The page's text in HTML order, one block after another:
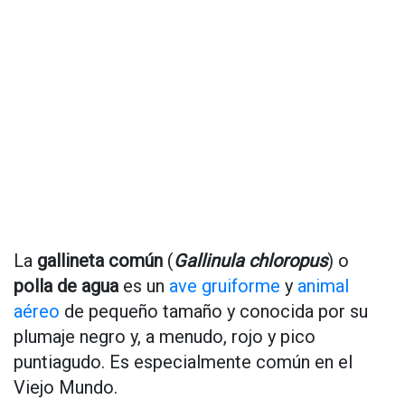
La gallineta común (Gallinula chloropus) o
polla de agua es un ave gruiforme y animal
aéreo de pequeño tamaño y conocida por su
plumaje negro y, a menudo, rojo y pico
puntiagudo. Es especialmente común en el
Viejo Mundo.